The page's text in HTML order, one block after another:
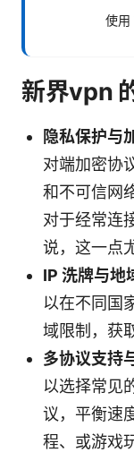
使用
新界vpn
隐私保护与
对端加密协
和不可信网
对于经常连
说，这一点
IP 洗牌与地
以在不同国
域限制，获
多协议支持
以选择常见
议，平衡速
程、或游戏